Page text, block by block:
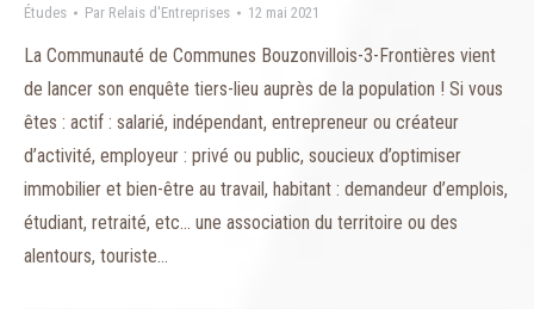
Études Par Relais d'Entreprises 12 mai 2021
La Communauté de Communes Bouzonvillois-3-Frontières vient
de lancer son enquête tiers-lieu auprès de la population ! Si vous
êtes : actif : salarié, indépendant, entrepreneur ou créateur
d’activité, employeur : privé ou public, soucieux d’optimiser
immobilier et bien-être au travail, habitant : demandeur d’emplois,
étudiant, retraité, etc… une association du territoire ou des
alentours, touriste…